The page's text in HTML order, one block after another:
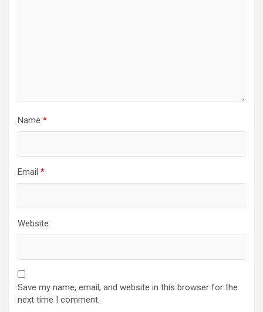
Name *
Email *
Website
Save my name, email, and website in this browser for the
next time I comment.